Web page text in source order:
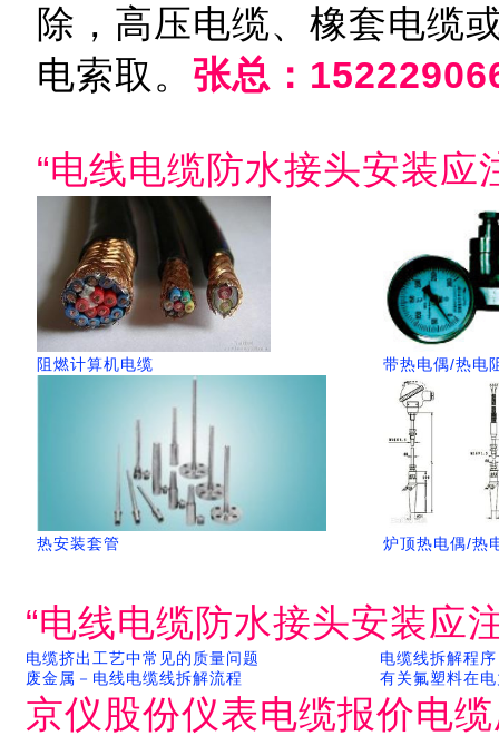
除，高压电缆、橡套电缆
电索取。 张总：
“电线电缆防水接头安装应
阻燃计算机电缆 带热电偶/热电
热安装套管 炉顶热电偶/热
“电线电缆防水接头安装应
电缆挤出工艺中常见的质量问题
电缆线拆解程序
废金属－电线电缆线拆解流程
有关氟塑料在
京仪股份仪表电缆报价电